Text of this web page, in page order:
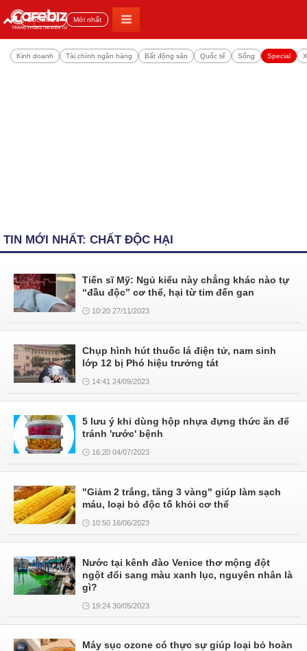
Đọc nhiều Mới nhất
Kinh doanh Tài chính ngân hàng Bất động sản Quốc tế Sống Special
TIN MỚI NHẤT: CHẤT ĐỘC HẠI
Tiến sĩ Mỹ: Ngủ kiểu này chẳng khác nào tự
“đầu độc” cơ thể, hại từ tim đến gan
10:20 27/11/2023
Chụp hình hút thuốc lá điện tử, nam sinh
lớp 12 bị Phó hiệu trưởng tát
14:41 24/09/2023
5 lưu ý khi dùng hộp nhựa đựng thức ăn để
tránh 'rước' bệnh
16:20 04/07/2023
"Giảm 2 trắng, tăng 3 vàng" giúp làm sạch
máu, loại bỏ độc tố khỏi cơ thể
10:50 16/06/2023
Nước tại kênh đào Venice thơ mộng đột
ngột đổi sang màu xanh lục, nguyên nhân là
gì?
19:24 30/05/2023
Máy sục ozone có thực sự giúp loại bỏ hoàn